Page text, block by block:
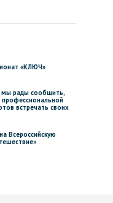
«КЛЮЧ»
мы рады сообщить,
встречать своих
Всероссийскую